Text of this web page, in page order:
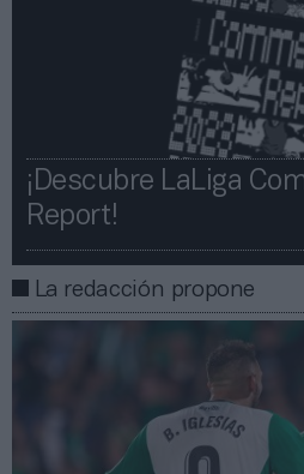
¡Descubre LaLiga
Report!​​
La redacción propone